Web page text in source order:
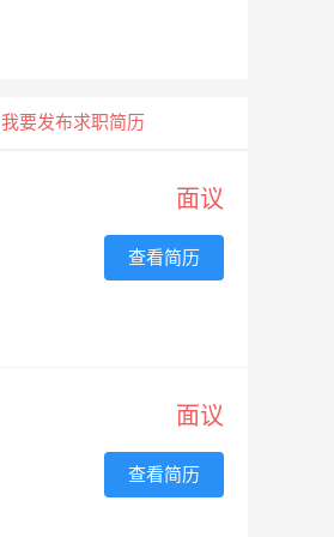
我要发布求职简历
面议
查看简历
面议
查看简历